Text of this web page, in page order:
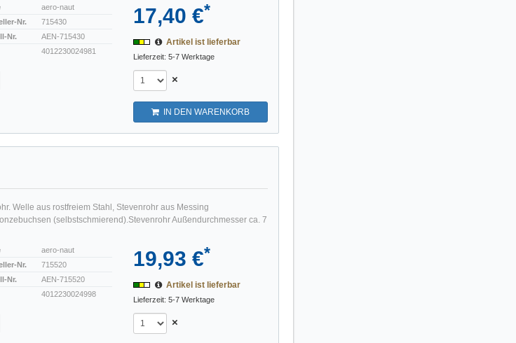
aero-naut
Nr.
715430
Nr.
AEN-715430
4012230024981
17,40 €*
Artikel ist lieferbar
Lieferzeit: 5-7 Werktage
×
IN DEN WARENKORB
Welle aus rostfreiem Stahl, Stevenrohr aus Messing
(selbstschmierend).Stevenrohr Außendurchmesser ca. 7
aero-naut
Nr.
715520
Nr.
AEN-715520
4012230024998
19,93 €*
Artikel ist lieferbar
Lieferzeit: 5-7 Werktage
×